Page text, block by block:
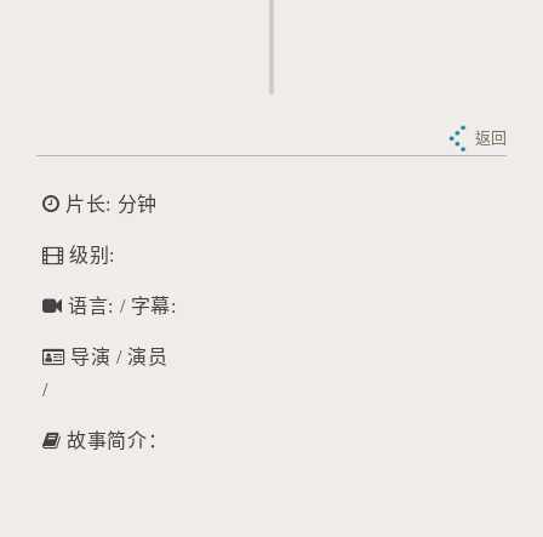
返回
片长: 分钟
级别:
语言: / 字幕:
导演 / 演员
/
故事简介：